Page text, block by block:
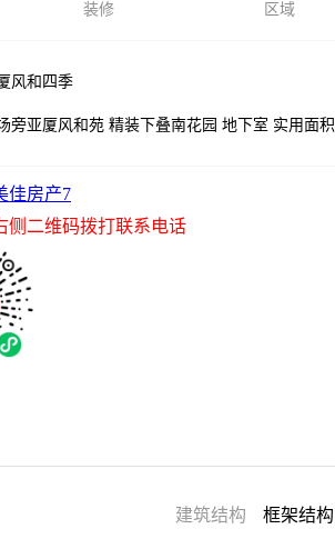
装修 区域
风和四季
旁亚厦风和苑 精装下叠南花园 地下室 实用面
佳房产7
侧二维码拨打联系电话
建筑结构 框架结构